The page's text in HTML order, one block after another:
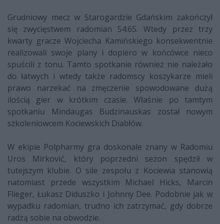
Grudniowy mecz w Starogardzie Gdańskim zakończył
się zwycięstwem radomian 54:65. Wtedy przez trzy
kwarty gracze Wojciecha Kamińskiego konsekwentnie
realizowali swoje plany i dopiero w końcówce nieco
spuścili z tonu. Tamto spotkanie również nie należało
do łatwych i wtedy także radomscy koszykarze mieli
prawo narzekać na zmęczenie spowodowane dużą
ilością gier w krótkim czasie. Właśnie po tamtym
spotkaniu Mindaugas Budzinauskas został nowym
szkoleniowcem Kociewskich Diabłów.
W ekipie Polpharmy gra doskonale znany w Radomiu
Uros Mirković, który poprzedni sezon spędził w
tutejszym klubie. O sile zespołu z Kociewia stanowią
natomiast przede wszystkim Michael Hicks, Marcin
Flieger, Łukasz Diduszko i Johnny Dee. Podobnie jak w
wypadku radomian, trudno ich zatrzymać, gdy dobrze
radzą sobie na obwodzie.